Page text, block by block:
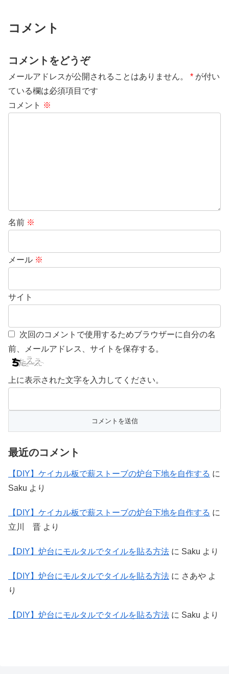
コメント
コメントをどうぞ
メールアドレスが公開されることはありません。 * が付い
ている欄は必須項目です
コメント ※
名前 ※
メール ※
サイト
次回のコメントで使用するためブラウザーに自分の名
前、メールアドレス、サイトを保存する。
上に表示された文字を入力してください。
最近のコメント
【DIY】ケイカル板で薪ストーブの炉台下地を自作する に
Saku より
【DIY】ケイカル板で薪ストーブの炉台下地を自作する に
立川 晋 より
【DIY】炉台にモルタルでタイルを貼る方法 に Saku より
【DIY】炉台にモルタルでタイルを貼る方法 に さあや よ
り
【DIY】炉台にモルタルでタイルを貼る方法 に Saku より